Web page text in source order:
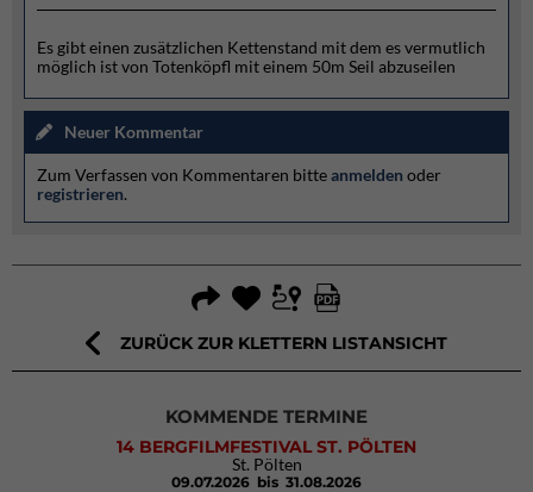
Es gibt einen zusätzlichen Kettenstand mit dem es vermutlich
möglich ist von Totenköpfl mit einem 50m Seil abzuseilen
Neuer Kommentar
Zum Verfassen von Kommentaren bitteanmelden oder
registrieren.
ZURÜCK ZUR KLETTERN LISTANSICHT
KOMMENDE TERMINE
14 BERGFILMFESTIVAL ST. PÖLTEN
St. Pölten
09.07.2026 bis 31.08.2026